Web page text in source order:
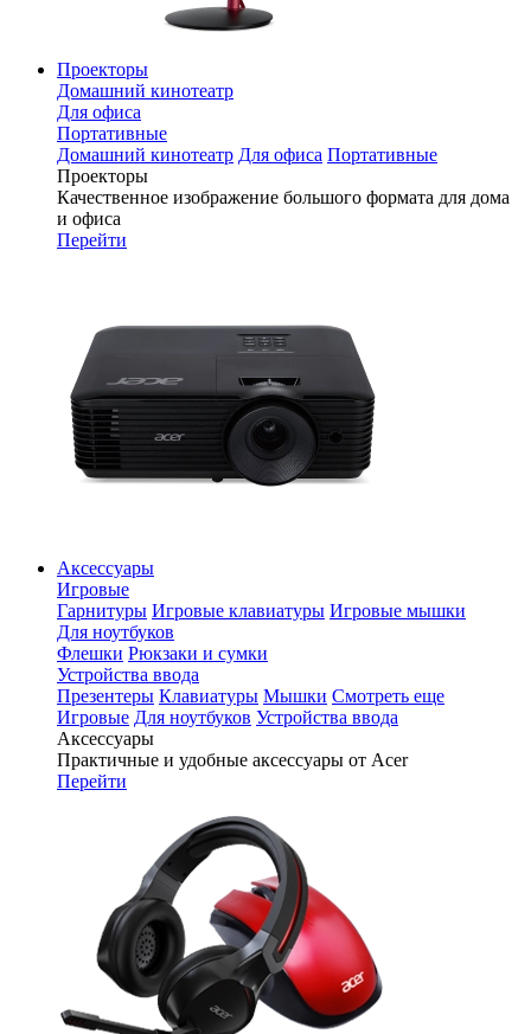
Проекторы
Домашний кинотеатр
Для офиса
Портативные
Домашний кинотеатр Для офиса Портативные
Проекторы
Качественное изображение большого формата для дома
и офиса
Перейти
Аксессуары
Игровые
Гарнитуры Игровые клавиатуры Игровые мышки
Для ноутбуков
Флешки Рюкзаки и сумки
Устройства ввода
Презентеры Клавиатуры Мышки Смотреть еще
Игровые Для ноутбуков Устройства ввода
Аксессуары
Практичные и удобные аксессуары от Acer
Перейти